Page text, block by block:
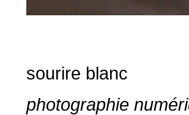
sourire blanc
photographie